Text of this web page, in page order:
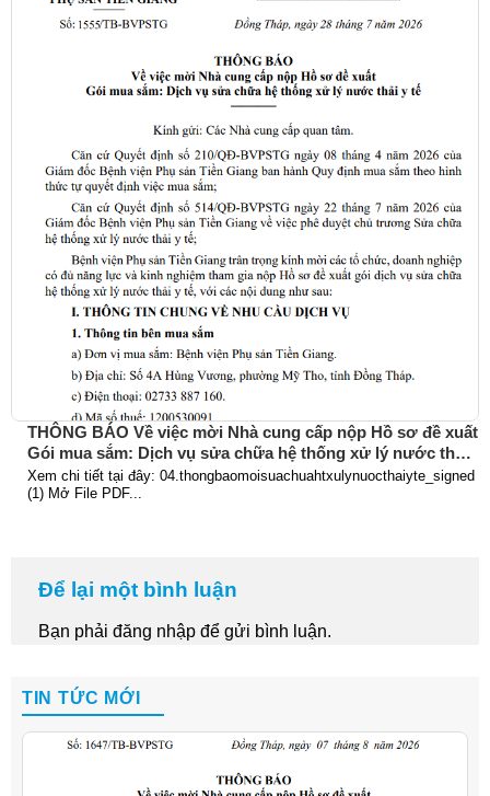
THÔNG BÁO Về việc mời Nhà cung cấp nộp Hồ sơ đề xuất
Gói mua sắm: Dịch vụ sửa chữa hệ thống xử lý nước thải
y tế
Xem chi tiết tại đây: 04.thongbaomoisuachuahtxulynuocthaiyte_signed
(1) Mở File PDF...
Để lại một bình luận
Bạn phải đăng nhậpđể gửi bình luận.
TIN TỨC MỚI